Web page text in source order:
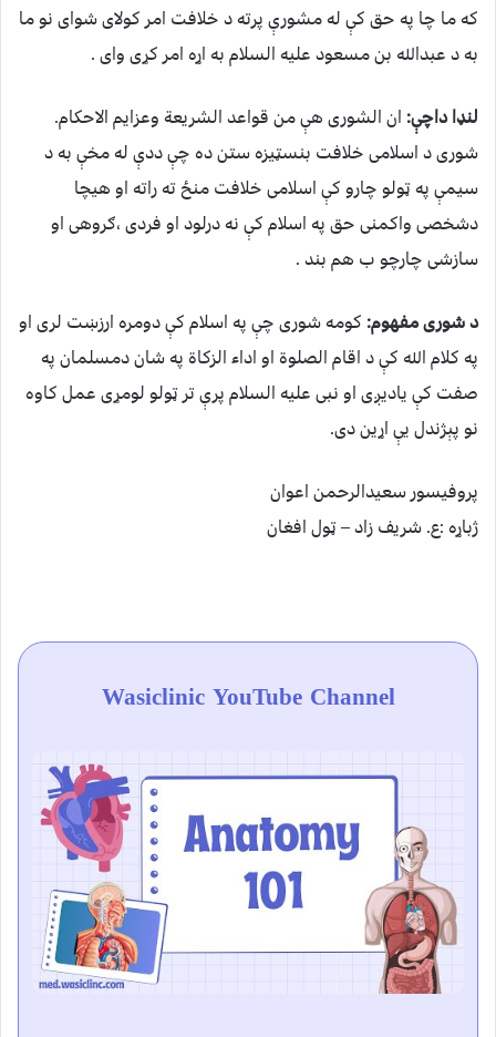
که ما چا په حق کې له مشورې پرته د خلافت امر کولای شوای نو ما
به د عبدالله بن مسعود علیه السلام به اړه امر کړی وای .
لنډا داچې: ان الشوری هې من قواعد الشریعة وعزایم الاحکام.
شوری د اسلامی خلافت بنسټیزه ستن ده چې ددې له مخې به د
سیمې په ټولو چارو کې اسلامی خلافت منځ ته راته او هیچا
دشخصی واکمنی حق په اسلام کې نه درلود او فردی ،ګروهی او
سازشی چارچو ب هم بند .
د شوری مفهوم: کومه شوری چې په اسلام کې دومره ارزښت لری او
په کلام الله کې د اقام الصلوة او اداء الزکاة په شان دمسلمان په
صفت کې یادیږی او نبی علیه السلام پرې تر ټولو لومړی عمل کاوه
نو پېژندل یې اړین دی.
پروفیسور سعیدالرحمن اعوان
ژباړه :ع. شریف زاد – ټول افغان
Wasiclinic YouTube Channel